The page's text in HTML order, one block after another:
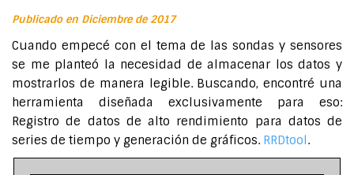
Publicado en Diciembre de 2017
Cuando empecé con el tema de las sondas y sensores
se me planteó la necesidad de almacenar los datos y
mostrarlos de manera legible. Buscando, encontré una
herramienta diseñada exclusivamente para eso:
Registro de datos de alto rendimiento para datos de
series de tiempo y generación de gráficos. RRDtool.